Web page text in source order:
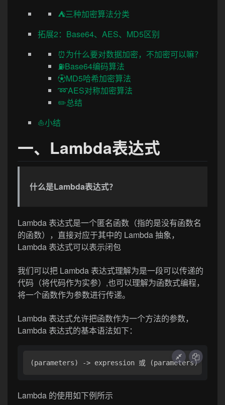
⛺三种加密算法分类
拓展2：Base64、AES、MD5区别
⏰为什么要对数据加密，不加密可以嘛？
⛽Base64编码算法
⚽MD5哈希加密算法
➿AES对称加密算法
✏️总结
⛵小结
一、Lambda表达式
什么是Lambda表达式？
Lambda 表达式是一个匿名函数（指的是没有函数名
的函数），直接对应于其中的 Lambda 抽象，
Lambda 表达式可以表示闭包
我们可以把 Lambda 表达式理解为是一段可以传递的
代码（将代码作为实参）,也可以理解为函数式编程，
将一个函数作为参数进行传递。
Lambda 表达式允许把函数作为一个方法的参数，
Lambda 表达式的基本语法如下：
(parameters) -> expression 或 (parameters)
Lambda 的使用如下例所示